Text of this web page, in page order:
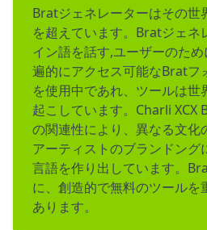
Bratジェネレーターはその世
を超えています。Bratジェ
イン語を話す,ユーザーのた
遍的にアクセス可能なBratフ
を使用中であれ、ツールは世
起こしています。Charli XCX
の関連性により、異なる文化
アーティストのブランドング
言語を作り出しています。
に、創造的で無料のツールを
あります。